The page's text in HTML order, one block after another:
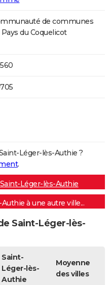
de communes
du Coquelicot
Léger-lès-Authie ?
.
Léger-lès-Authie
à une autre ville...
Saint-Léger-lès-
Saint-
Léger-lès-
Authie
Moyenne
des villes